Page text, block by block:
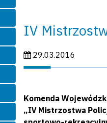
IV
Data publikacji:
29.03.2016
Komenda
„IV Mistrzostwa